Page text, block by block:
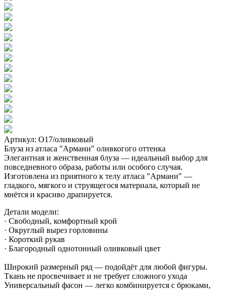
Артикул: О17/оливковый
Блуза из атласа "Армани" оливкогого оттенка
Элегантная и женственная блуза — идеальный выбор для
повседневного образа, работы или особого случая.
Изготовлена из приятного к телу атласа "Армани" —
гладкого, мягкого и струящегося материала, который не
мнётся и красиво драпируется.
Детали модели:
· Свободный, комфортный крой
· Округлый вырез горловины
· Короткий рукав
· Благородный однотонный оливковый цвет
Широкий размерный ряд — подойдёт для любой фигуры.
Ткань не просвечивает и не требует сложного ухода
Универсальный фасон — легко комбинируется с брюками,